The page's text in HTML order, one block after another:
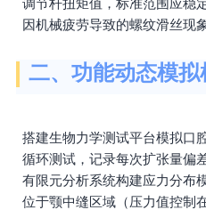
调节杆扭矩值，标准范围应稳
因机械疲劳导致的螺纹滑丝现象
二、功能动态模拟
搭建生物力学测试平台模拟口
循环测试，记录每次扩张量偏
有限元分析系统构建应力分布
位于颚中缝区域（压力值控制